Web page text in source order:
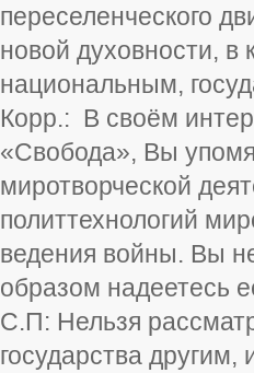
переселенческого
новой духовности, в
национальным,
Корр.: В своём
«Свобода», Вы
миротворческой
политтехнологий
ведения войны. Вы
образом надеетесь
С.П: Нельзя
государства